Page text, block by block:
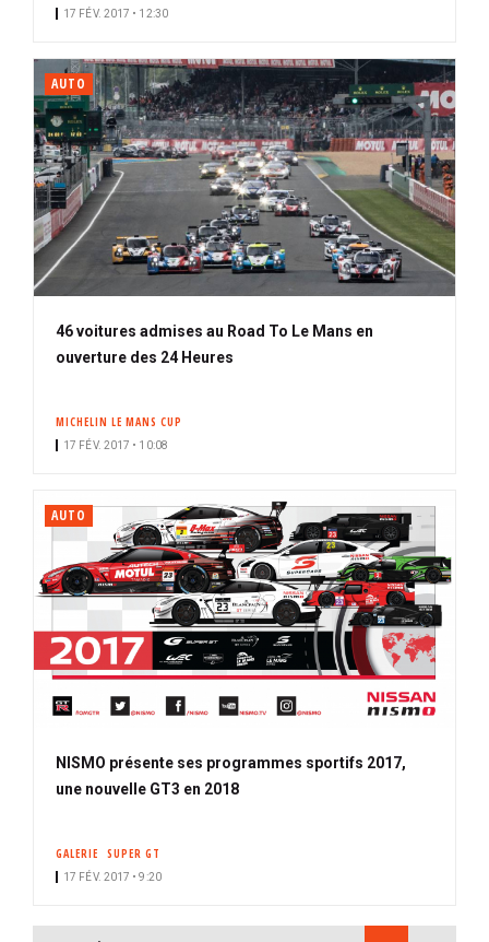
17 FÉV. 2017 • 12:30
AUTO
46 voitures admises au Road To Le Mans en
ouverture des 24 Heures
MICHELIN LE MANS CUP
17 FÉV. 2017 • 10:08
AUTO
NISMO présente ses programmes sportifs 2017,
une nouvelle GT3 en 2018
GALERIE SUPER GT
17 FÉV. 2017 • 9:20